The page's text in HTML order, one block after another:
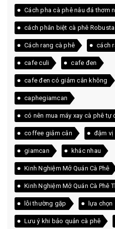
Cách pha cà phê nâu đá thơm
cách phân biệt cà phê
Cách rang cà phê cách
cafe culi cafe đen
cafe đen có giảm cân không
caphegiamcan
có nên mua máy xay cà phê tự
coffee giảm cân đậm vị
giamcan khác nhau
Kinh Nghiệm Mở Quán Cà Phê
Kinh Nghiệm Mở Quán Cà Phê
lỗi thường gặp lựa chọn
Lưu ý khi bảo quản cà phê